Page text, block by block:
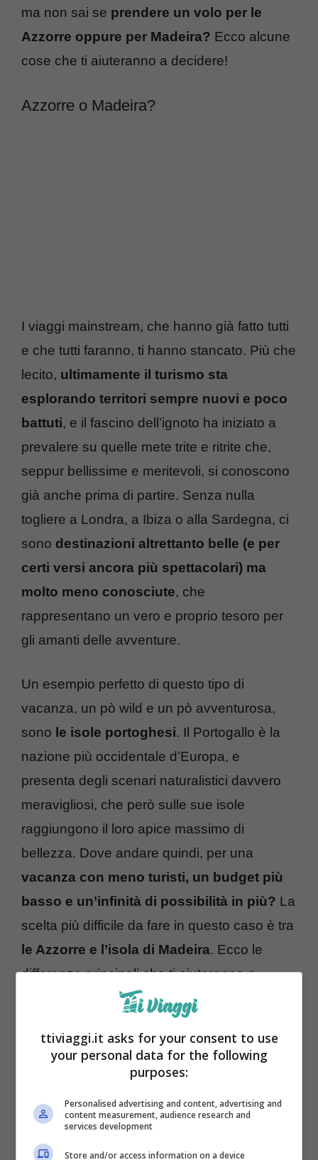
ma non sai se prendere un volo per le
Azzorre oppure per Madeira? Ecco alcune
cose che ti aiuteranno a decidere!
Azzorre o Madeira?
I viaggi mainstream, che hanno già fatto tutti
e che tutti faranno, ti hanno stancato. Più che
lecito, ultimamente il turismo sta
esplorando territori sempre nuovi e poco
battuti, e il fascino dell’ignoto ha iniziato a
prevalere su quelle mete trite e ritrite che,
seppur bellissime e meritevoli, si conoscono
già anche prima di partire. Senza nulla
togliere a Londra, a Ibiza o alla Sardegna, ci
sono destinazioni altrettanto belle (e per
certi versi ancora più spettacolari) ma
molto meno conosciute, che
rappresentano un vero e proprio tesoro per
gli amanti delle avventure.
Un esempio perfetto di questo tipo di
vacanza, un pò wild e un pò avventurosa,
sono le isole portoghesi. Il Portogallo è la
nazione più occidentale d’Europa, e
presenta degli scenari naturalistici davvero
meravigliosi, che però sulle sue isole
raggiungono il loro apice massimo di
bellezza. Dove andare quindi, per una
vacanza con meno turisti, un budget più
basso e un’infinità di possibilità in più? La
scelta più difficile da fare in questo caso è tra
le Azzorre e l’isola di Madeira. Ecco le
differenze principali che ti aiuteranno a
Le differenze tra le due destinazioni
ttiviaggi.it asks for your consent to use
your personal data for the following
purposes:
Personalised advertising and content, advertising and
content measurement, audience research and
services development
Store and/or access information on a device